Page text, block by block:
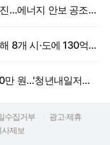
한일, 원유·석유제품 스와프 추진…에너지 안보 공조 강화
고용부, 중동전쟁 여파 대응 위해 8개 시·도에 130억 원 긴급 투입
월 10만 원 저축 시 3년 뒤 1440만 원…'청년내일저축계좌' 신규 모집
수집거부
광고·제휴
사제보